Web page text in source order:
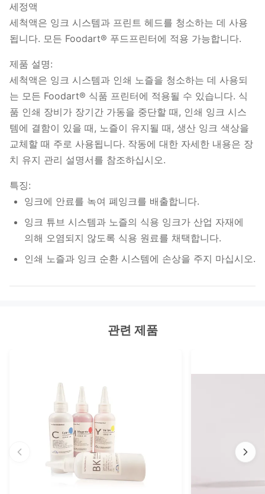
세정액
세척액은 잉크 시스템과 프린트 헤드를 청소하는 데 사용
됩니다. 모든 Foodart® 푸드프린터에 적용 가능합니다.
제품 설명:
세척액은 잉크 시스템과 인쇄 노즐을 청소하는 데 사용되
는 모든 Foodart® 식품 프린터에 적용될 수 있습니다. 식
품 인쇄 장비가 장기간 가동을 중단할 때, 인쇄 잉크 시스
템에 결함이 있을 때, 노즐이 유지될 때, 생산 잉크 색상을
교체할 때 주로 사용됩니다. 작동에 대한 자세한 내용은 장
치 유지 관리 설명서를 참조하십시오.
특징:
잉크에 안료를 녹여 폐잉크를 배출합니다.
잉크 튜브 시스템과 노즐의 식용 잉크가 산업 자재에
의해 오염되지 않도록 식용 원료를 채택합니다.
인쇄 노즐과 잉크 순환 시스템에 손상을 주지 마십시오.
관련 제품